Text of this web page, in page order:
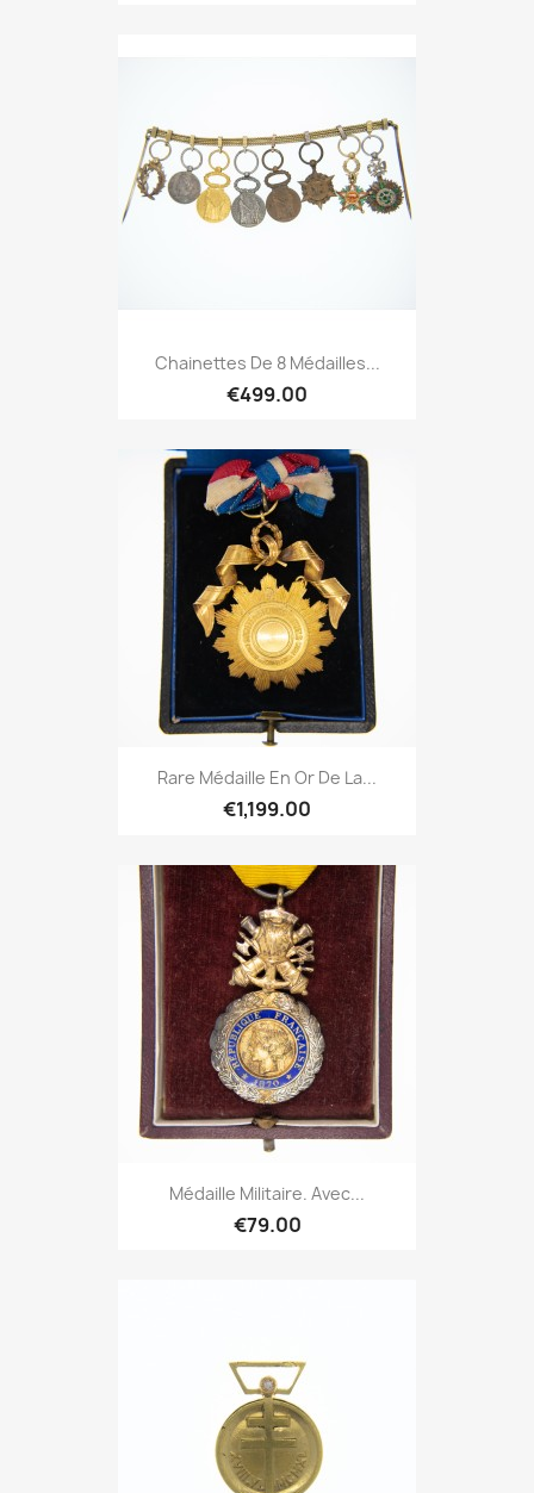
Chainettes De 8 Médailles...
€499.00
Rare Médaille En Or De La...
€1,199.00
Médaille Militaire. Avec...
€79.00